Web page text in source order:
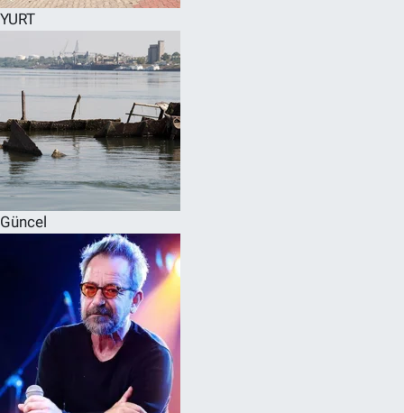
YURT
Güncel